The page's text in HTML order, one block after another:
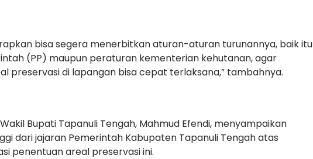
bisa segera menerbitkan aturan-aturan turunannya, baik itu
(PP) maupun peraturan kementerian kehutanan, agar
preservasi di lapangan bisa cepat terlaksana,” tambahnya.
Bupati Tapanuli Tengah, Mahmud Efendi, menyampaikan
dari jajaran Pemerintah Kabupaten Tapanuli Tengah atas
penentuan areal preservasi ini.